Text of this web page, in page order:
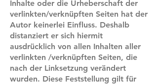
Inhalte oder die Urheberschaft der
verlinkten/verknüpften Seiten hat der
Autor keinerlei Einfluss. Deshalb
distanziert er sich hiermit
ausdrücklich von allen Inhalten aller
verlinkten /verknüpften Seiten, die
nach der Linksetzung verändert
wurden. Diese Feststellung gilt für